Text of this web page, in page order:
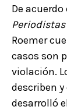
De
Roemer
casos son
violación.
describen
desarrolló